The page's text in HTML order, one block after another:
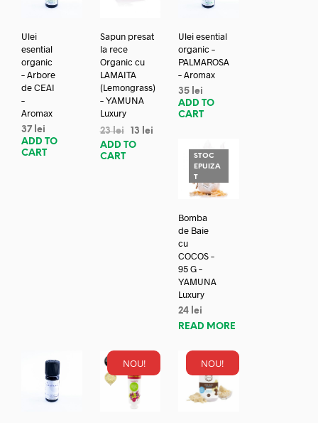
Ulei
esential
organic
– Arbore
de CEAI
–
Aromax
37 lei
ADD TO
CART
Sapun presat
la rece
Organic cu
LAMAITA
(Lemongrass)
– YAMUNA
Luxury
23lei 13
lei
ADD TO
CART
Ulei esential
organic –
PALMAROSA
– Aromax
35 lei
ADD TO
CART
STOC
EPUIZA
T
Bomba
de Baie
cu
COCOS –
95 G –
YAMUNA
Luxury
24 lei
READ MORE
NOU! NOU!